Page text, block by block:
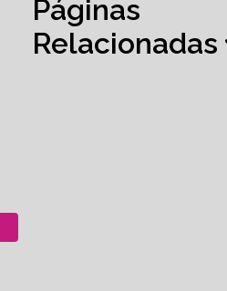
Páginas
Relacionadas